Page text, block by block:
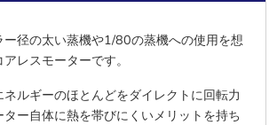
径の太い蒸機や1/80の蒸機への使用を想
レスモーターです。
ルギーのほとんどをダイレクトに回転力
ー自体に熱を帯びにくいメリットを持ち